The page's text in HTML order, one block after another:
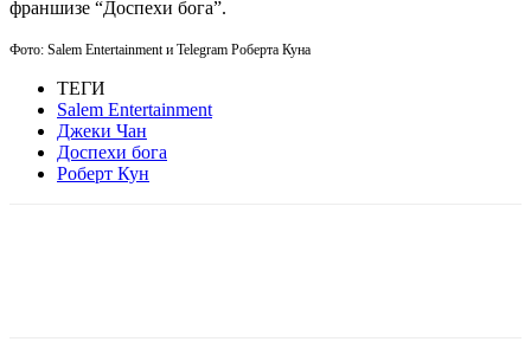
франшизе “Доспехи бога”.
Фото: Salem Entertainment и Telegram Роберта Куна
ТЕГИ
Salem Entertainment
Джеки Чан
Доспехи бога
Роберт Кун